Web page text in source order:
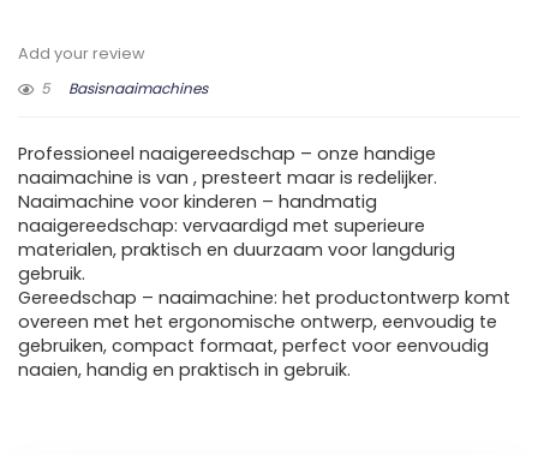
Add your review
5
Basisnaaimachines
Professioneel naaigereedschap – onze handige
naaimachine is van , presteert maar is redelijker.
Naaimachine voor kinderen – handmatig
naaigereedschap: vervaardigd met superieure
materialen, praktisch en duurzaam voor langdurig
gebruik.
Gereedschap – naaimachine: het productontwerp komt
overeen met het ergonomische ontwerp, eenvoudig te
gebruiken, compact formaat, perfect voor eenvoudig
naaien, handig en praktisch in gebruik.